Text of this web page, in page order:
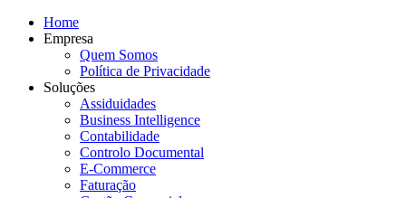
Home
Empresa
Quem Somos
Política de Privacidade
Soluções
Assiduidades
Business Intelligence
Contabilidade
Controlo Documental
E-Commerce
Faturação